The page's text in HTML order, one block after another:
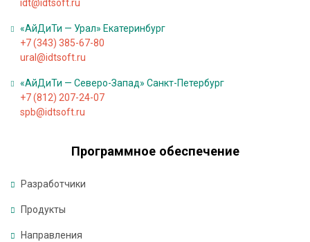
а
К
н
т
idt@idtsoft.ru
«АйДиТи — Урал» Екатеринбург
+7 (343) 385-67-80
ural@idtsoft.ru
«АйДиТи — Северо-Запад» Санкт-Петербург
+7 (812) 207-24-07
spb@idtsoft.ru
Программное обеспечение
Разработчики
Продукты
Направления